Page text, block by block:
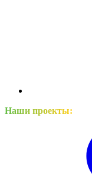
Наши проекты: